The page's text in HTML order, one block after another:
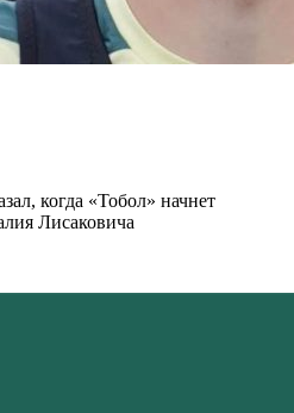
когда «Тобол» начнет
Лисаковича